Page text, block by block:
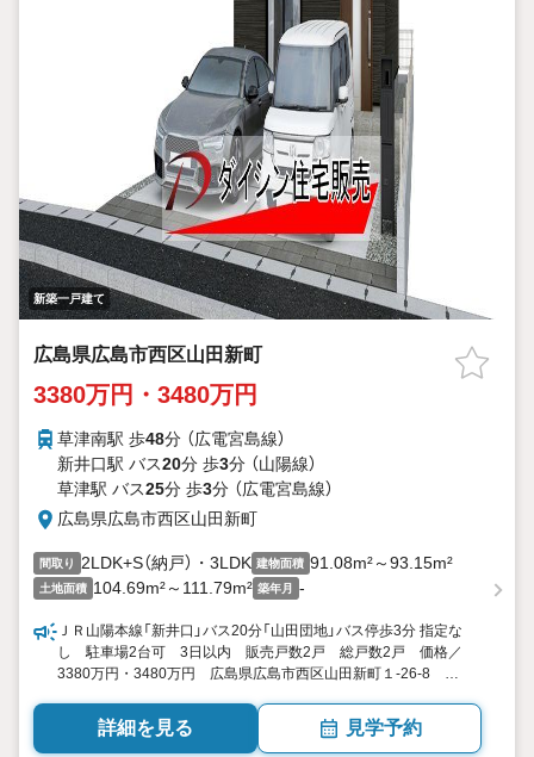
新築一戸建て
広島県広島市西区山田新町
3380万円・3480万円
草津南駅 歩48分 （広電宮島線）
新井口駅 バス20分 歩3分 （山陽線）
草津駅 バス25分 歩3分 （広電宮島線）
広島県広島市西区山田新町
間取り 2LDK+S（納戸）・3LDK 建物面積 91.08m²～93.15m²
土地面積 104.69m²～111.79m² 築年月 -
ＪＲ山陽本線「新井口」バス20分「山田団地」バス停歩3分 指定な
し 駐車場2台可 3日以内 販売戸数2戸 総戸数2戸 価格／
3380万円・3480万円 広島県広島市西区山田新町１-26-8
坪）（登記） 向き／▼未選択 by SUUMO
詳細を見る 見学予約